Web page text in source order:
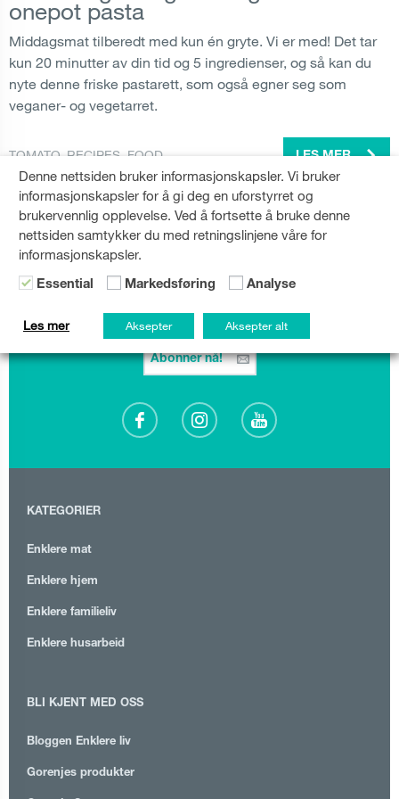
onepot pasta
Middagsmat tilberedt med kun én gryte. Vi er med! Det tar
kun 20 minutter av din tid og 5 ingredienser, og så kan du
nyte denne friske pastarett, som også egner seg som
veganer- og vegetarret.
TOMATO, RECIPES FOOD LES MER
Hold deg oppdatert!
Abonner nå!
KATEGORIER
Enklere mat
Enklere hjem
Enklere familieliv
Enklere husarbeid
BLI KJENT MED OSS
Bloggen Enklere liv
Gorenjes produkter
Denne nettsiden bruker informasjonskapsler. Vi bruker
informasjonskapsler for å gi deg en uforstyrret og
brukervennlig opplevelse. Ved å fortsette å bruke denne
nettsiden samtykker du med retningslinjene våre for
informasjonskapsler.
Essential Markedsføring Analyse
Les mer Aksepter Aksepter alt